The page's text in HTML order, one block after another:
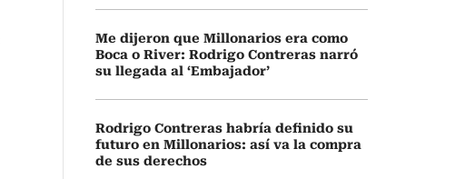
Me dijeron que Millonarios era como
Boca o River: Rodrigo Contreras narró
su llegada al ‘Embajador’
Rodrigo Contreras habría definido su
futuro en Millonarios: así va la compra
de sus derechos